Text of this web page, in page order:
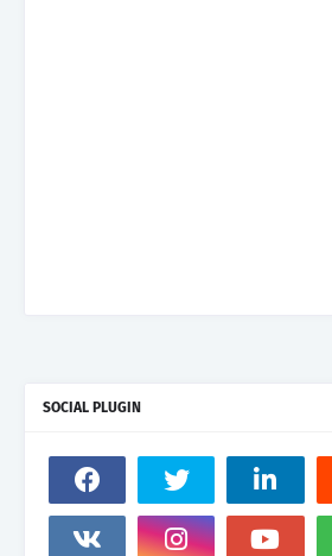
SOCIAL PLUGIN